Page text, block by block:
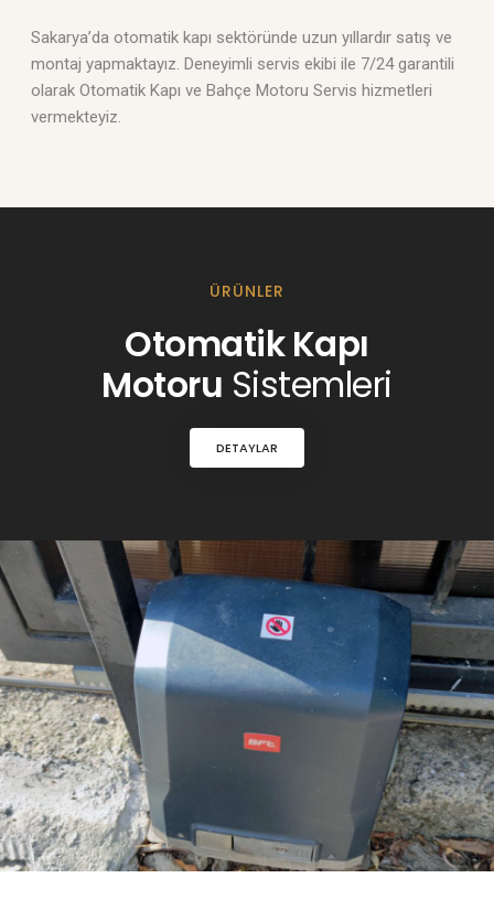
Sakarya’da otomatik kapı sektöründe uzun yıllardır satış ve
montaj yapmaktayız. Deneyimli servis ekibi ile 7/24 garantili
olarak Otomatik Kapı ve Bahçe Motoru Servis hizmetleri
vermekteyiz.
ÜRÜNLER
Otomatik Kapı
Motoru Sistemleri
DETAYLAR